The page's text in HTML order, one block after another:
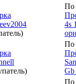
По
4s
По
Gb
По